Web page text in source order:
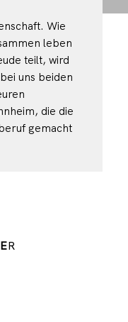
Wie
leben
teilt, wird
uns beiden
die die
gemacht
R